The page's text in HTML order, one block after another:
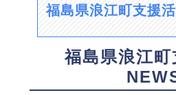
福島県浪江町支援
福島県浪江町